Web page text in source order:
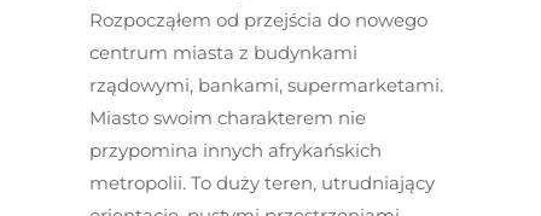
Rozpocząłem od przejścia do nowego
centrum miasta z budynkami
rządowymi, bankami, supermarketami.
Miasto swoim charakterem nie
przypomina innych afrykańskich
metropolii. To duży teren, utrudniający